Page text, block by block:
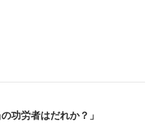
功労者はだれか？」